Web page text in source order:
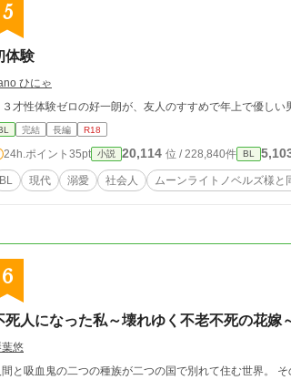
5
体験
ひにゃ
才性体験ゼロの好一朗が、友人のすすめで年上で優しい
完結 長編 R18
24h.ポイント 35pt 小説 20,114 位 / 228,840件 BL
BL 現代 溺愛 社会人 ムーンライトノベルズ様と
6
死人になった私～壊れゆく不老不死の花嫁
悠
と吸血鬼の二つの種族が二つの国で別れて住む世界。